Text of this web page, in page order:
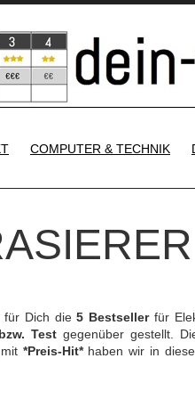
COMPUTER & TECHNIK
für Dich die5 Bestsellerfür
Test gegenüber gestellt.
*Preis-Hit*haben wir in